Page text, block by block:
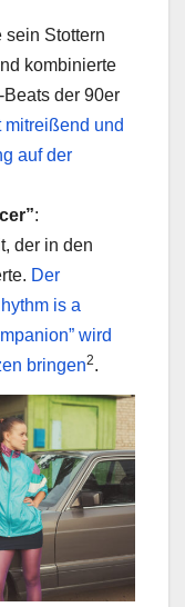
sein Stottern
kombinierte
der 90er
mitreißend und
auf der
:
der in den
Der
is a
wird
bringen2.